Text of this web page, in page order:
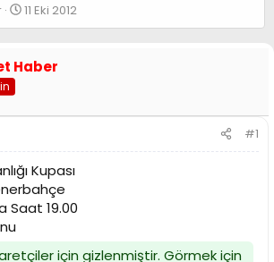
B
a
a
ı
t
a
r
i
h
11 Eki 2012
Haber
#1
Kupası
Saat 19.00
için gizlenmiştir. Görmek için